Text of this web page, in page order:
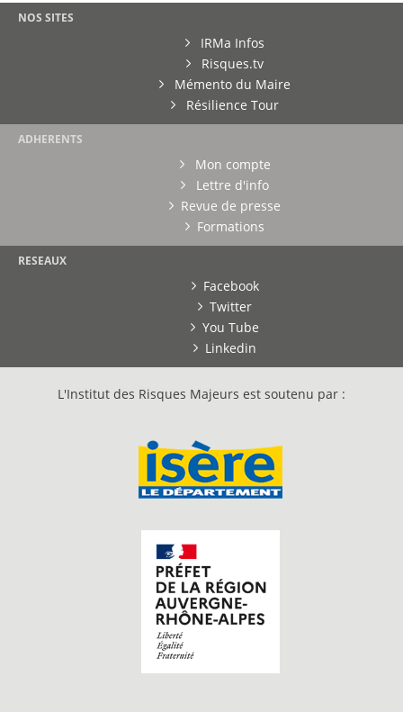
NOS SITES
IRMa Infos
Risques.tv
Mémento du Maire
Résilience Tour
ADHERENTS
Mon compte
Lettre d'info
Revue de presse
Formations
RESEAUX
Facebook
Twitter
You Tube
Linkedin
L'Institut des Risques Majeurs est soutenu par :